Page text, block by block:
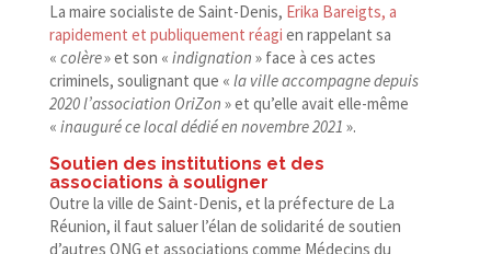
La maire socialiste de Saint-​Denis, Erika Bareigts, a
rapidement et publiquement réagi en rappelant sa
« colère» et son « indignation » face à ces actes
criminels, soulignant que « la ville accompagne depuis
2020 l’association OriZon » et qu’elle avait elle-​même
« inauguré ce local dédié en novembre 2021 ».
Soutien des institutions et des
associations à souligner
Outre la ville de Saint-​Denis, et la préfecture de La
Réunion, il faut saluer l’élan de solidarité de soutien
d’autres ONG et associations comme Médecins du